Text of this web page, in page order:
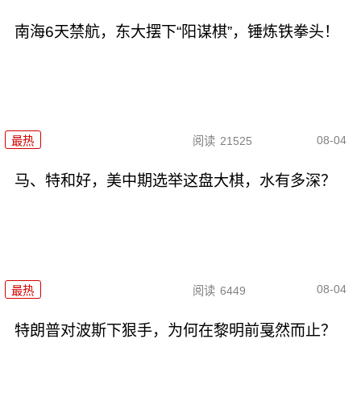
南海6天禁航，东大摆下“阳谋棋”，锤炼铁拳头！
最热 阅读 21525 08-04
马、特和好，美中期选举这盘大棋，水有多深？
最热 阅读 6449 08-04
特朗普对波斯下狠手，为何在黎明前戛然而止？